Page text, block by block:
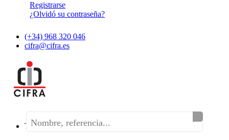
Registrarse
¿Olvidó su contraseña?
(+34) 968 320 046
cifra@cifra.es
Teléfono:(+34) 968 320 046